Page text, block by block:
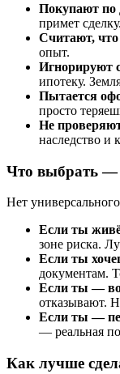
Покупают по
примет сделку.
Считают, что
опыт.
Игнорируют
ипотеку.
Пытается
просто
Не
наследство и
Что выбрать —
Нет
Если ты
зоне риска.
Если ты
документам.
Если ты —
отказывают.
Если ты —
— реальная
Как лучше